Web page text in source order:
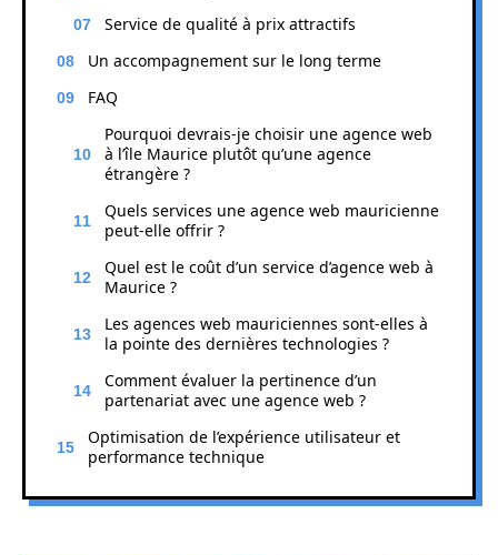
Service de qualité à prix attractifs
Un accompagnement sur le long terme
FAQ
Pourquoi devrais-je choisir une agence web
à l’île Maurice plutôt qu’une agence
étrangère ?
Quels services une agence web mauricienne
peut-elle offrir ?
Quel est le coût d’un service d’agence web à
Maurice ?
Les agences web mauriciennes sont-elles à
la pointe des dernières technologies ?
Comment évaluer la pertinence d’un
partenariat avec une agence web ?
Optimisation de l’expérience utilisateur et
performance technique